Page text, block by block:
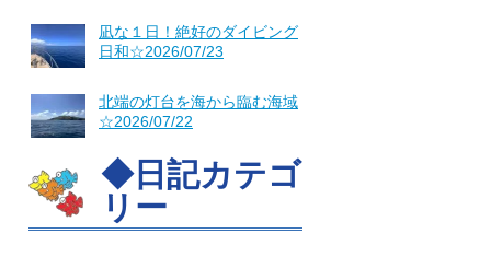
凪な１日！絶好のダイビング
日和☆2026/07/23
北端の灯台を海から臨む海域
☆2026/07/22
◆日記カテゴ
リー